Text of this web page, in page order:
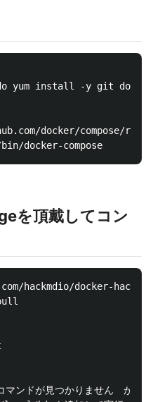
yum install -y git docker
docker/compose/
を頂戴してコン
hackmdio/docker-
ドが見つかりません　が出